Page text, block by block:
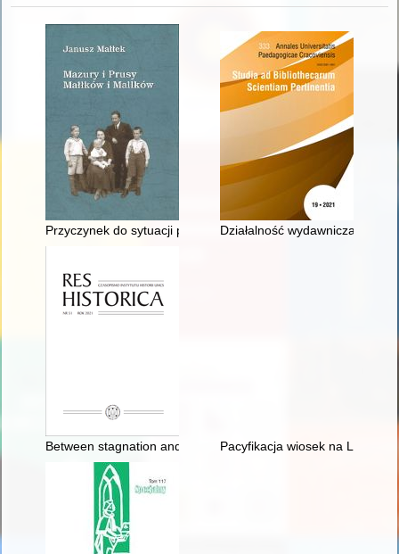
Przyczynek do sytuacji prawnej szlachty mazurskiej w
Działalność wydawnicza i
Between stagnation and modernisation : economic and
Pacyfikacja wiosek na